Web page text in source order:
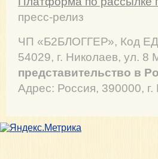
пресс-релиз
ЧП «Б2БЛОГГЕР», Код
54029, г. Николаев, ул. 8
представительство в
Адрес: Россия, 390000,